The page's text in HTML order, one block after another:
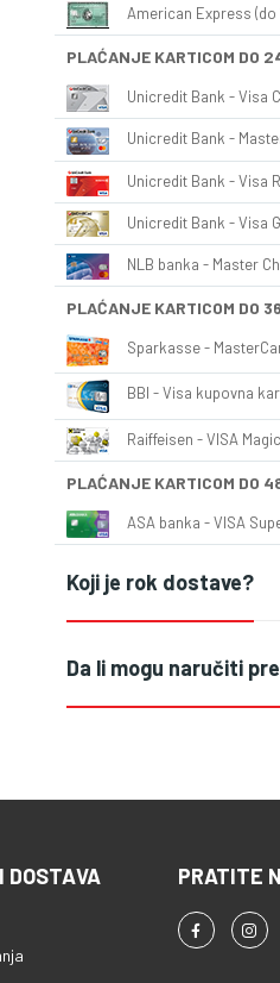
American Express (do
PLAĆANJE KARTICOM DO
Unicredit Bank - Visa
Unicredit Bank -
Unicredit Bank - Visa
Unicredit Bank - Visa
NLB banka - Master
PLAĆANJE KARTICOM DO
Sparkasse -
BBI - Visa kupovna
Raiffeisen - VISA
PLAĆANJE KARTICOM DO
ASA banka - VISA
Koji je rok dostave?
Da li mogu naručiti
DOSTAVA PRATITE